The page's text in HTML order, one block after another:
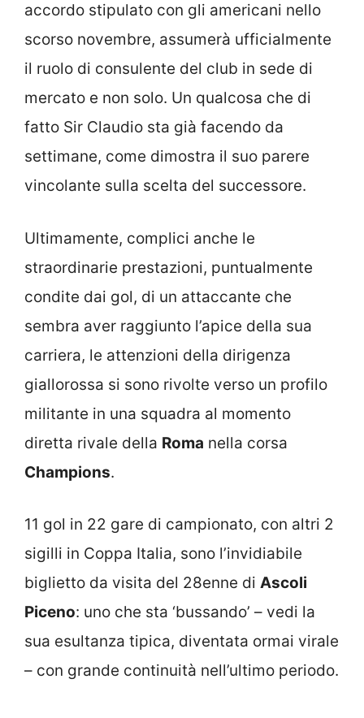
accordo stipulato con gli americani nello
scorso novembre, assumerà ufficialmente
il ruolo di consulente del club in sede di
mercato e non solo. Un qualcosa che di
fatto Sir Claudio sta già facendo da
settimane, come dimostra il suo parere
vincolante sulla scelta del successore.
Ultimamente, complici anche le
straordinarie prestazioni, puntualmente
condite dai gol, di un attaccante che
sembra aver raggiunto l’apice della sua
carriera, le attenzioni della dirigenza
giallorossa si sono rivolte verso un profilo
militante in una squadra al momento
diretta rivale della Roma nella corsa
Champions.
11 gol in 22 gare di campionato, con altri 2
sigilli in Coppa Italia, sono l’invidiabile
biglietto da visita del 28enne di Ascoli
Piceno: uno che sta ‘bussando’ – vedi la
sua esultanza tipica, diventata ormai virale
– con grande continuità nell’ultimo periodo.